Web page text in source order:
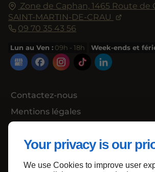
Your privacy is our
We use Cookies to improve user
Zone de Caphan, 1465 Route de
SAINT-MARTIN-DE-CRAU
09 70 35 43 56
Lun au Ven : 09h - 18h Week-ends et
Contactez-nous
Mentions légales